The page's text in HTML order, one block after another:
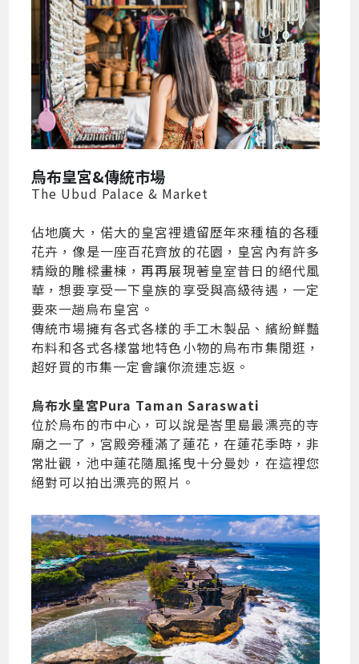
烏布皇宮&傳統市場
The Ubud Palace & Market
佔地廣大，偌大的皇宮裡遺留歷年來種植的各種
花卉，像是一座百花齊放的花園，皇宮內有許多
精緻的雕樑畫棟，再再展現著皇室昔日的絕代風
華，想要享受一下皇族的享受與高級待遇，一定
要來一趟烏布皇宮。
傳統市場擁有各式各樣的手工木製品、繽紛鮮豔
布料和各式各樣當地特色小物的烏布市集閒逛，
超好買的市集一定會讓你流連忘返。
烏布水皇宮Pura Taman Saraswati
位於烏布的市中心，可以說是峇里島最漂亮的寺
廟之一了，宮殿旁種滿了蓮花，在蓮花季時，非
常壯觀，池中蓮花隨風搖曳十分曼妙，在這裡您
絕對可以拍出漂亮的照片。